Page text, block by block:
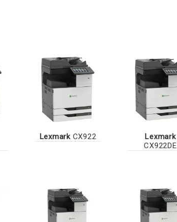
LexmarkCX922
Lexmark
CX922DE